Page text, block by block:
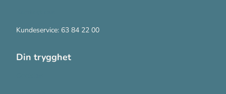
Kundeservice: 63 84 22 00
Din trygghet